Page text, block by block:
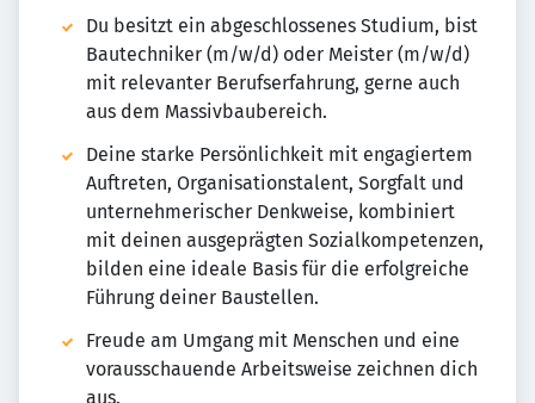
Du besitzt ein abgeschlossenes Studium, bist
Bautechniker (m/w/d) oder Meister (m/w/d)
mit relevanter Berufserfahrung, gerne auch
aus dem Massivbaubereich.
Deine starke Persönlichkeit mit engagiertem
Auftreten, Organisationstalent, Sorgfalt und
unternehmerischer Denkweise, kombiniert
mit deinen ausgeprägten Sozialkompetenzen,
bilden eine ideale Basis für die erfolgreiche
Führung deiner Baustellen.
Freude am Umgang mit Menschen und eine
vorausschauende Arbeitsweise zeichnen dich
aus.